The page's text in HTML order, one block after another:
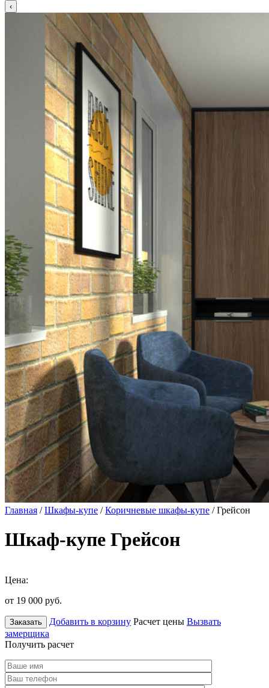
Главная /Шкафы-купе /Коричневые шкафы-купе / Грейсон
Шкаф-купе Грейсон
Цена:
от 19 000 руб.
Заказать Добавить в корзину Расчет цены Вызвать
замерщика
Получить расчет